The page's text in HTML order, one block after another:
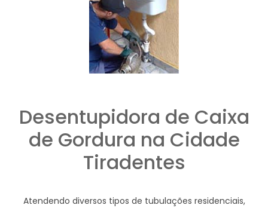
Desentupidora de Caixa
de Gordura na Cidade
Tiradentes
Atendendo diversos tipos de tubulações residenciais,